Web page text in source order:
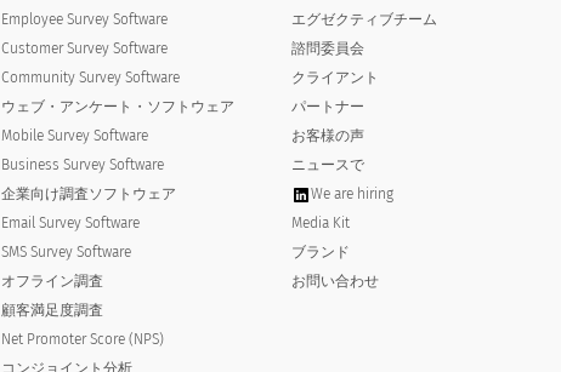
Employee Survey Software
Customer Survey Software
Community Survey Software
ウェブ・アンケート・ソフトウェア
Mobile Survey Software
Business Survey Software
企業向け調査ソフトウェア
Email Survey Software
SMS Survey Software
オフライン調査
顧客満足度調査
Net Promoter Score (NPS)
コンジョイント分析
エグゼクティブチーム
諮問委員会
クライアント
パートナー
お客様の声
ニュースで
We are hiring
Media Kit
ブランド
お問い合わせ